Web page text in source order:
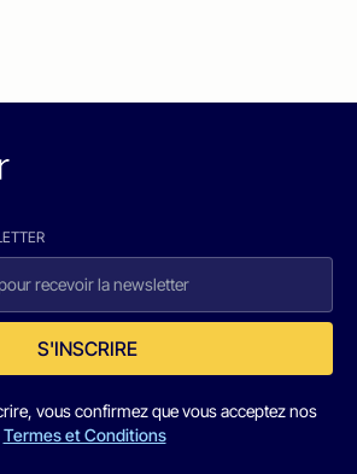
S'INSCRIRE
vous confirmez que vous acceptez nos
Termes et Conditions